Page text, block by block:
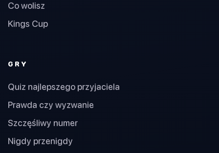
Co wolisz
Kings Cup
GRY
Quiz najlepszego przyjaciela
Prawda czy wyzwanie
Szczęśliwy numer
Nigdy przenigdy